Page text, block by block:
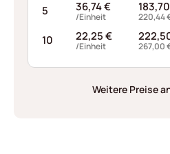
5 36,74€
/Einheit 220,44
10 22,25€
/Einheit 267,00
Weitere Preise